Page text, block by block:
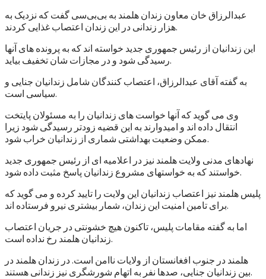
عبدالرزاق خان معاون زندان هلمند به بی‌بی‌سی گفت که نزدیک به
هزار زندانی در این زندان اعتصاب غذایی کردند.
این زندانیان از رئیس جمهوری جدید خواسته اند که به پرونده های آنها
رسیدگی شود و در مجازات شان تخفیف بیاید.
به گفته آقای عبدالرزاق، اعتصاب کنندگان شامل زندانیان جنایی و
سیاسی است.
وی می گوید که آنها خواست های زندانیان را به مسئولان پایتخت
انتقال داده اند و امیدوارند به این قضیه زودتر رسیدگی شود زیرا
ممکن وضعیت بهداشتی شماری از زندانیان خراب شود.
نهادهای مدنی ولایت هلمند نیز در اعلامیه ای از رئیس جمهوری جدید
خواستند که به خواستهای مشروع زندانیان پاسخ مثبت داده شود.
پلیس هلمند نیز اعتصاب زندانیان این ولایت را تایید کرده و می گوید که
برای تامین امنیت این زندان، شمار بیشتری نیرو فرستاده اند.
اما به گفته مقامات پلیس، تاکنون هیچ خشونتی در جریان اعتصاب
زندانیان هلمند رخ نداده است.
هلمند در جنوب افغانستان از ولایات ناامن است. در زندان هلمند در
بین زندانیان جنایی، صدها نفر به اتهام شورشگری نیز زندانی هستند.